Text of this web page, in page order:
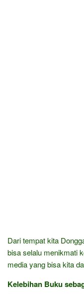
Dari tempat kita
bisa selalu menikmati
media yang bisa kita
Kelebihan Buku